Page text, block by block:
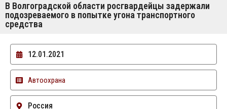
В Волгоградской области росгвардейцы задержали
подозреваемого в попытке угона транспортного
средства
12.01.2021
Автоохрана
Россия